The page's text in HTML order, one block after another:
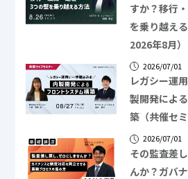
すか？移行
を乗り越え
2026年8月）
2026/07/01
レガシー運
製開発によ
築（共催セ
2026/07/01
その監査差
んか？ガバ